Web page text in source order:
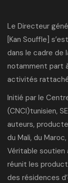
Le Directeur
[Kan Souffle]
dans le cadre de
notamment part
activités
Initié par le
(CNCI)tunisien,
auteurs,
du Mali, du
Véritable soutien
réunit les
des résidences